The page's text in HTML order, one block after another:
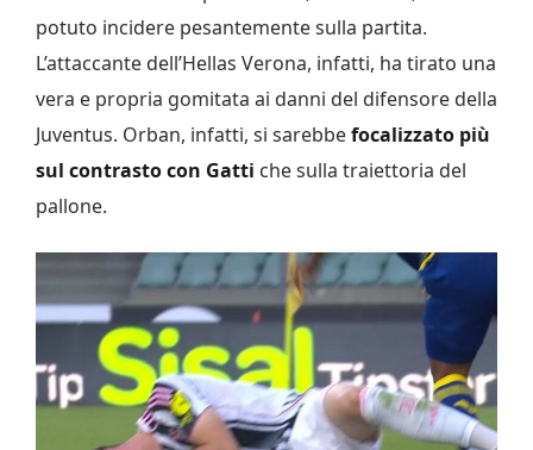
potuto incidere pesantemente sulla partita.
L’attaccante dell’Hellas Verona, infatti, ha tirato una
vera e propria gomitata ai danni del difensore della
Juventus. Orban, infatti, si sarebbefocalizzato più
sul contrasto con Gatti che sulla traiettoria del
pallone.